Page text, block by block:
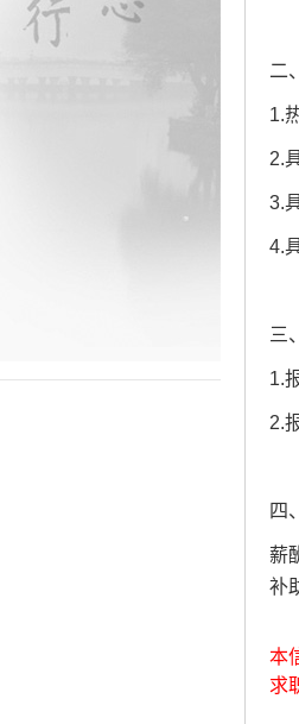
二
1.
2.
3.
4.
三
1.
2.
四
薪
补
本
求